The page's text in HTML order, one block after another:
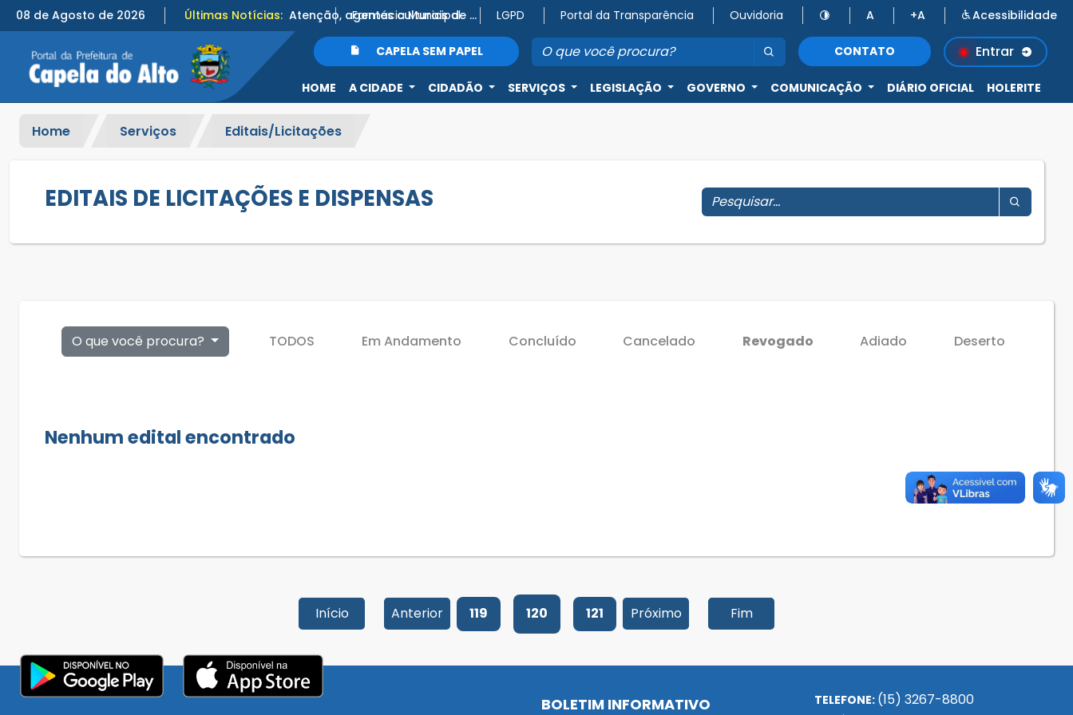
08 de Agosto de 2026 Últimas Notícias: Atenção, agentes culturais de Capela do Alto! 🎭
Farmácia Municipal LGPD Portal da Transparência Ouvidoria A +A Acessibilidade
CAPELA SEM PAPEL CONTATO Entrar
HOME A CIDADE CIDADÃO SERVIÇOS LEGISLAÇÃO GOVERNO COMUNICAÇÃO DIÁRIO OFICIAL HOLERITE
Home Serviços Editais/Licitações
EDITAIS DE LICITAÇÕES E DISPENSAS
O que você procura? TODOS Em Andamento Concluído Cancelado Revogado Adiado Deserto
Nenhum edital encontrado
Início Anterior 119 120 121 Próximo Fim
BOLETIM INFORMATIVO TELEFONE: (15) 3267-8800